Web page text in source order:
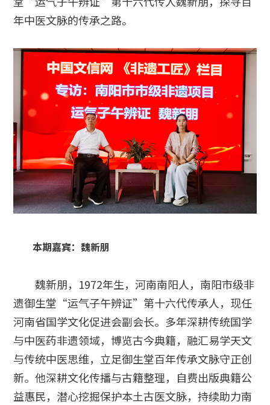
年中医文脉的传承之路。
本期嘉宾：魏新朋
魏新朋，1972年生，河南南阳人，南阳市级非
遗御生堂“运气子午辨证”第十六代传承人，现任
河南省国学文化促进会副会长。多年深耕传统国学
与中医药非遗领域，博览古今典籍，融汇易学天文
与传统中医思维，立足御生堂百年传承文脉守正创
新。他深耕文化传播与古籍整理，自费出版典籍公
益惠民，潜心挖掘保护本土古医文脉，持续助力南